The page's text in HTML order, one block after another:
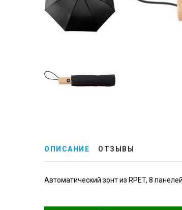
ОПИСАНИЕ ОТЗЫВЫ
Автоматический зонт из RPET, 8